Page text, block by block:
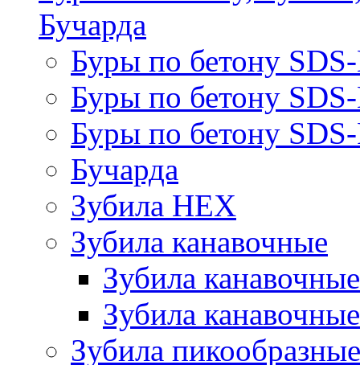
Бучарда
Буры по бетону
Буры по бетону
Буры по бетону
Бучарда
Зубила HEX
Зубила канавочные
Зубила
Зубила
Зубила пикообразные